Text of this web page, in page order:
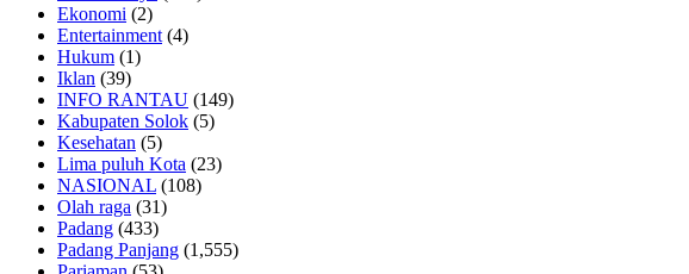
Ekonomi (2)
Entertainment (4)
Hukum (1)
Iklan (39)
INFO RANTAU (149)
Kabupaten Solok (5)
Kesehatan (5)
Lima puluh Kota (23)
NASIONAL (108)
Olah raga (31)
Padang (433)
Padang Panjang (1,555)